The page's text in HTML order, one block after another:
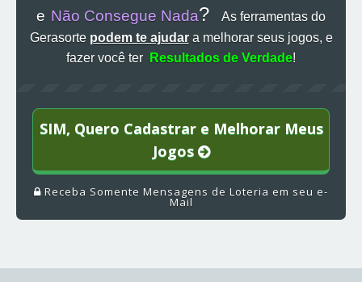
e Não Consegue Nada?
As ferramentas do
Gerasorte podem te ajudara melhorar seus jogos, e
fazer você ter
Resultados de Verdade!
SIM, Quero Cadastrar e Melhorar Meus
Jogos
Receba Somente Mensagens de Loteria em seu e-
Mail